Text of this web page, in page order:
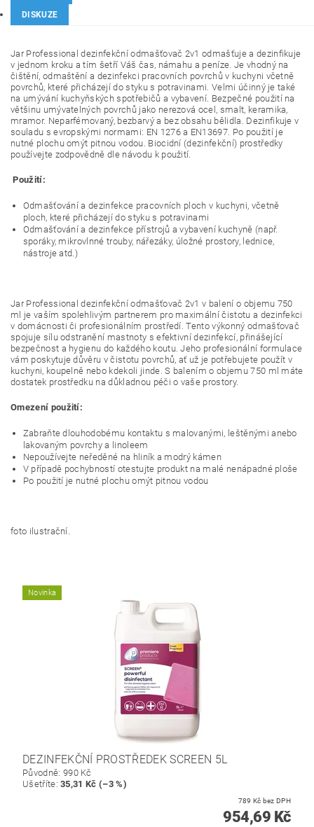
DISKUZE
Jar Professional dezinfekční odmašťovač 2v1 odmašťuje a dezinfikuje
v jednom kroku a tím šetří Váš čas, námahu a peníze. Je vhodný na
čištění, odmaštění a dezinfekci pracovních povrchů v kuchyni včetně
povrchů, které přicházejí do styku s potravinami. Velmi účinný je také
na umývání kuchyňských spotřebičů a vybavení. Bezpečné použití na
většinu umývatelných povrchů jako nerezová ocel, smalt, keramika,
mramor. Neparfémovaný, bezbarvý a bez obsahu bělidla. Dezinfikuje v
souladu s evropskými normami: EN 1276 a EN13697. Po použití je
nutné plochu omýt pitnou vodou. Biocidní (dezinfekční) prostředky
používejte zodpovědně dle návodu k použití.
Použití:
Odmašťování a dezinfekce pracovních ploch v kuchyni, včetně
ploch, které přicházejí do styku s potravinami
Odmašťování a dezinfekce přístrojů a vybavení kuchyně (např.
sporáky, mikrovlnné trouby, nářezáky, úložné prostory, lednice,
nástroje atd.)
Jar Professional dezinfekční odmašťovač 2v1 v balení o objemu 750
ml je vaším spolehlivým partnerem pro maximální čistotu a dezinfekci
v domácnosti či profesionálním prostředí. Tento výkonný odmašťovač
spojuje sílu odstranění mastnoty s efektivní dezinfekcí, přinášející
bezpečnost a hygienu do každého koutu. Jeho profesionální formulace
vám poskytuje důvěru v čistotu povrchů, ať už je potřebujete použít v
kuchyni, koupelně nebo kdekoli jinde. S balením o objemu 750 ml máte
dostatek prostředku na důkladnou péči o vaše prostory.
Omezení použití:
Zabraňte dlouhodobému kontaktu s malovanými, leštěnými anebo
lakovaným povrchy a linoleem
Nepoužívejte neředěné na hliník a modrý kámen
V případě pochybností otestujte produkt na malé nenápadné ploše
Po použití je nutné plochu omýt pitnou vodou
foto ilustrační.
Novinka
DEZINFEKČNÍ PROSTŘEDEK SCREEN 5L
Původně: 990 Kč
Ušetříte:35,31 Kč (–3 %)
789 Kč bez DPH
954,69 Kč